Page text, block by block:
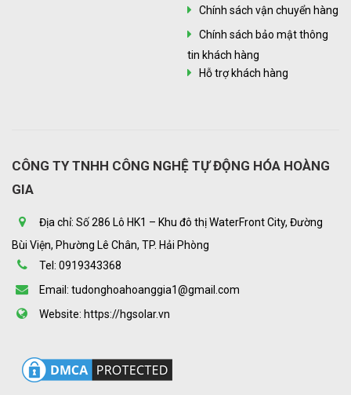
Chính sách vận chuyển hàng
Chính sách bảo mật thông
tin khách hàng
Hỗ trợ khách hàng
CÔNG TY TNHH CÔNG NGHỆ TỰ ĐỘNG HÓA HOÀNG
GIA
Địa chỉ: Số 286 Lô HK1 – Khu đô thị WaterFront City, Đường
Bùi Viện, Phường Lê Chân, TP. Hải Phòng
Tel: 0919343368
Email: tudonghoahoanggia1@gmail.com
Website: https://hgsolar.vn